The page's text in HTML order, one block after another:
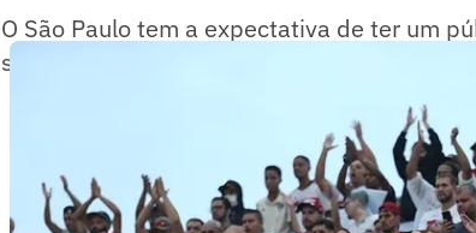
O São Paulo tem a expectativa de ter um
sobre o Corinthians, quando 39.213